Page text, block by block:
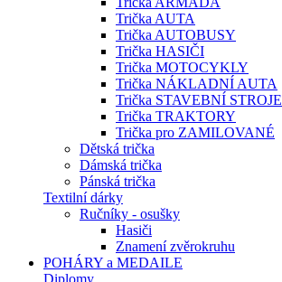
Trička AUTA
Trička AUTOBUSY
Trička HASIČI
Trička MOTOCYKLY
Trička NÁKLADNÍ AUTA
Trička STAVEBNÍ STROJE
Trička TRAKTORY
Trička pro ZAMILOVANÉ
Dětská trička
Dámská trička
Pánská trička
Textilní dárky
Ručníky - osušky
Hasiči
Znamení zvěrokruhu
POHÁRY a MEDAILE
Diplomy